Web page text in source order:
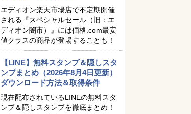
エディオン楽天市場店で不定期開催
される『スペシャルセール（旧：エ
ディオン闇市）』には価格.com最安
値クラスの商品が登場することも！
【LINE】無料スタンプ＆隠しスタ
ンプまとめ（2026年8月4日更新）
ダウンロード方法＆取得条件
現在配布されているLINEの無料スタ
ンプ＆隠しスタンプを徹底まとめ！